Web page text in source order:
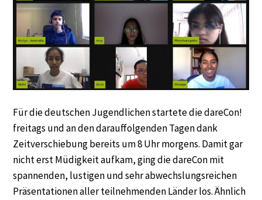
Für die deutschen Jugendlichen startete die dareCon!
freitags und an den darauffolgenden Tagen dank
Zeitverschiebung bereits um 8 Uhr morgens. Damit gar
nicht erst Müdigkeit aufkam, ging die dareCon mit
spannenden, lustigen und sehr abwechslungsreichen
Präsentationen aller teilnehmenden Länder los. Ähnlich